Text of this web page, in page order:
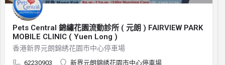
Pets Central 錦繡花園流動診所 ( 元朗 ) FAIRVIEW PARK
MOBILE CLINIC ( Yuen Long )
香港新界元朗錦綉花園市中心停車場
62230903 新界元朗錦綉花園市中心停車場